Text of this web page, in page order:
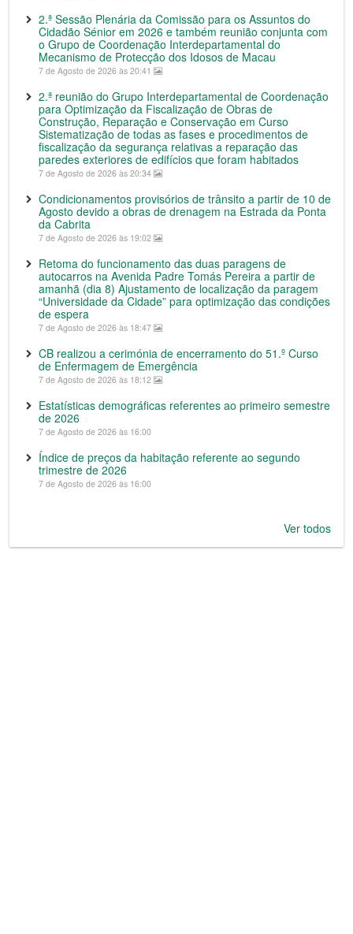
2.ª Sessão Plenária da Comissão para os Assuntos do
Cidadão Sénior em 2026 e também reunião conjunta com
o Grupo de Coordenação Interdepartamental do
Mecanismo de Protecção dos Idosos de Macau
7 de Agosto de 2026 às 20:41
2.ª reunião do Grupo Interdepartamental de Coordenação
para Optimização da Fiscalização de Obras de
Construção, Reparação e Conservação em Curso
Sistematização de todas as fases e procedimentos de
fiscalização da segurança relativas a reparação das
paredes exteriores de edifícios que foram habitados
7 de Agosto de 2026 às 20:34
Condicionamentos provisórios de trânsito a partir de 10 de
Agosto devido a obras de drenagem na Estrada da Ponta
da Cabrita
7 de Agosto de 2026 às 19:02
Retoma do funcionamento das duas paragens de
autocarros na Avenida Padre Tomás Pereira a partir de
amanhã (dia 8) Ajustamento de localização da paragem
“Universidade da Cidade” para optimização das condições
de espera
7 de Agosto de 2026 às 18:47
CB realizou a cerimónia de encerramento do 51.º Curso
de Enfermagem de Emergência
7 de Agosto de 2026 às 18:12
Estatísticas demográficas referentes ao primeiro semestre
de 2026
7 de Agosto de 2026 às 16:00
Índice de preços da habitação referente ao segundo
trimestre de 2026
7 de Agosto de 2026 às 16:00
Ver todos